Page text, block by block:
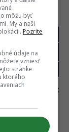
pri 20 %
úspore
13,8
môžu byť
My a naši
Pozrite
údaje na
vzniesť
stránke
ktorého